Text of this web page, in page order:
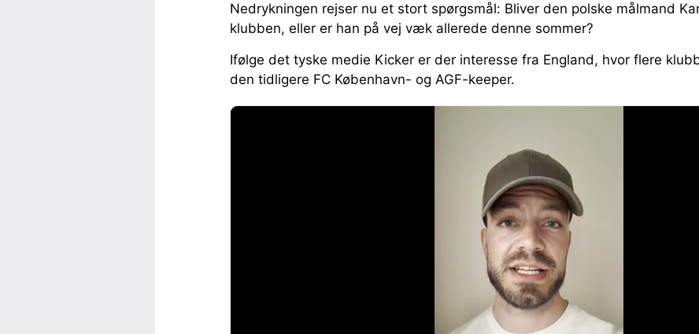
Nedrykningen rejser nu et stort spørgsmål: Bliver den polske målmand
klubben, eller er han på vej væk allerede denne sommer?
Ifølge det tyske medie Kicker er der interesse fra England, hvor flere
den tidligere FC København- og AGF-keeper.